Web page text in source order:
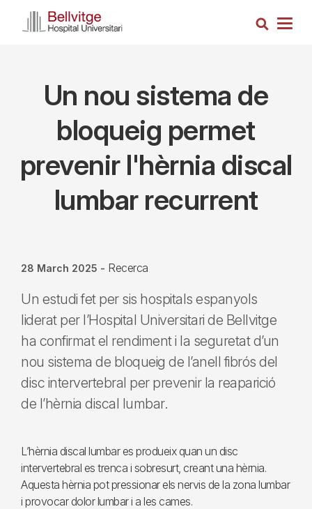
Search
Un nou sistema de
bloqueig permet
prevenir l'hèrnia discal
lumbar recurrent
28 March 2025 - Recerca
Un estudi fet per sis hospitals espanyols
liderat per l’Hospital Universitari de Bellvitge
ha confirmat el rendiment i la seguretat d’un
nou sistema de bloqueig de l’anell fibrós del
disc intervertebral per prevenir la reaparició
de l’hèrnia discal lumbar.
L’hèrnia discal lumbar es produeix quan un disc
intervertebral es trenca i sobresurt, creant una hèrnia.
Aquesta hèrnia pot pressionar els nervis de la zona lumbar
i provocar dolor lumbar i a les cames.